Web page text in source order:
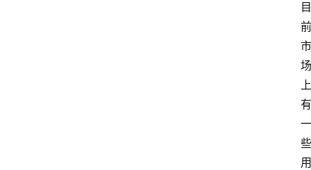
目
前
市
场
上
有
一
些
用